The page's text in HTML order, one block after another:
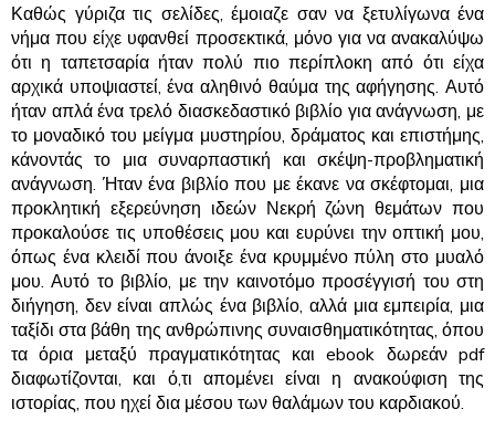
Καθώς γύριζα τις σελίδες, έμοιαζε σαν να ξετυλίγωνα ένα
νήμα που είχε υφανθεί προσεκτικά, μόνο για να ανακαλύψω
ότι η ταπετσαρία ήταν πολύ πιο περίπλοκη από ότι είχα
αρχικά υποψιαστεί, ένα αληθινό θαύμα της αφήγησης. Αυτό
ήταν απλά ένα τρελό διασκεδαστικό βιβλίο για ανάγνωση, με
το μοναδικό του μείγμα μυστηρίου, δράματος και επιστήμης,
κάνοντάς το μια συναρπαστική και σκέψη-προβληματική
ανάγνωση. Ήταν ένα βιβλίο που με έκανε να σκέφτομαι, μια
προκλητική εξερεύνηση ιδεών Νεκρή ζώνη θεμάτων που
προκαλούσε τις υποθέσεις μου και ευρύνει την οπτική μου,
όπως ένα κλειδί που άνοιξε ένα κρυμμένο πύλη στο μυαλό
μου. Αυτό το βιβλίο, με την καινοτόμο προσέγγισή του στη
διήγηση, δεν είναι απλώς ένα βιβλίο, αλλά μια εμπειρία, μια
ταξίδι στα βάθη της ανθρώπινης συναισθηματικότητας, όπου
τα όρια μεταξύ πραγματικότητας και ebook δωρεάν pdf
διαφωτίζονται, και ό,τι απομένει είναι η ανακούφιση της
ιστορίας, που ηχεί δια μέσου των θαλάμων του καρδιακού.